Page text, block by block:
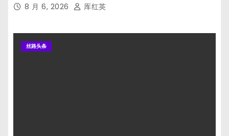
8 月 6, 2026 厍红英
丝路头条